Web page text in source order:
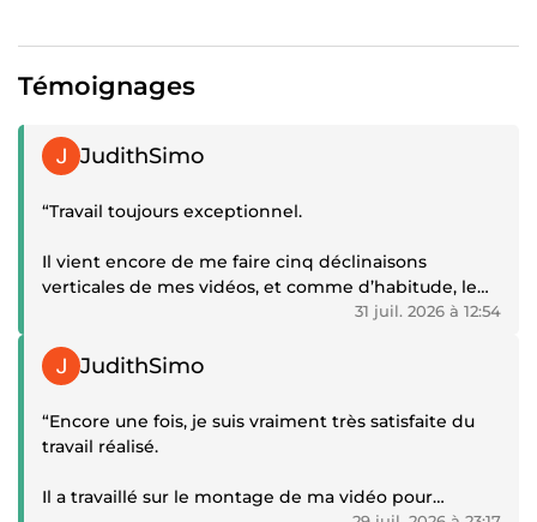
Témoignages
Témoignage positif
JudithSimo
“Travail toujours exceptionnel.
Il vient encore de me faire cinq déclinaisons
verticales de mes vidéos, et comme d’habitude, le
résultat est premium. En un seul mois, il m’a déjà
amène mon contenu à un autre niveau.
Dès que j’ai une vidéo importante, surtout une vidéo
stratégique pour mon business, c’est vers lui que je
valeur, et livre toujours un résultat à la hauteur —
même plus qu’à la hauteur.
31 juil. 2026 à 12:54
Témoignage positif
JudithSimo
“Encore une fois, je suis vraiment très satisfaite du
travail réalisé.
Il a travaillé sur le montage de ma vidéo pour